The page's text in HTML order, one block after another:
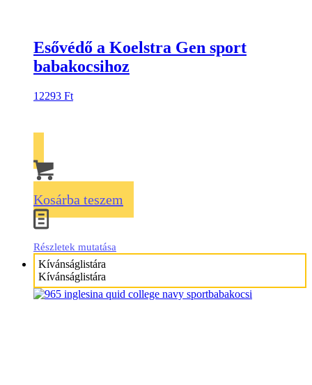
Esővédő a Koelstra Gen sport
babakocsihoz
12293 Ft
Kosárba teszem
Részletek mutatása
Kívánságlistára
Kívánságlistára